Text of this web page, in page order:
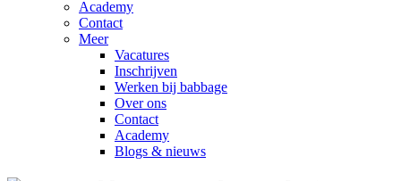
Academy
Contact
Meer
Vacatures
Inschrijven
Werken bij babbage
Over ons
Contact
Academy
Blogs & nieuws